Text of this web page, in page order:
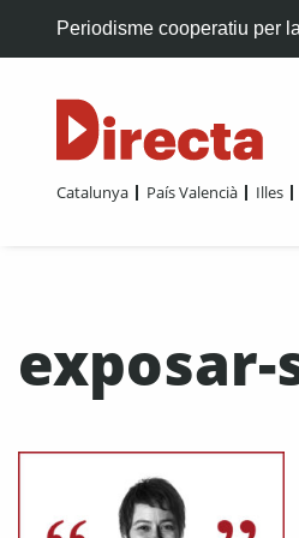
Periodisme cooperatiu per
Catalunya País Valencià Illes
exposar-